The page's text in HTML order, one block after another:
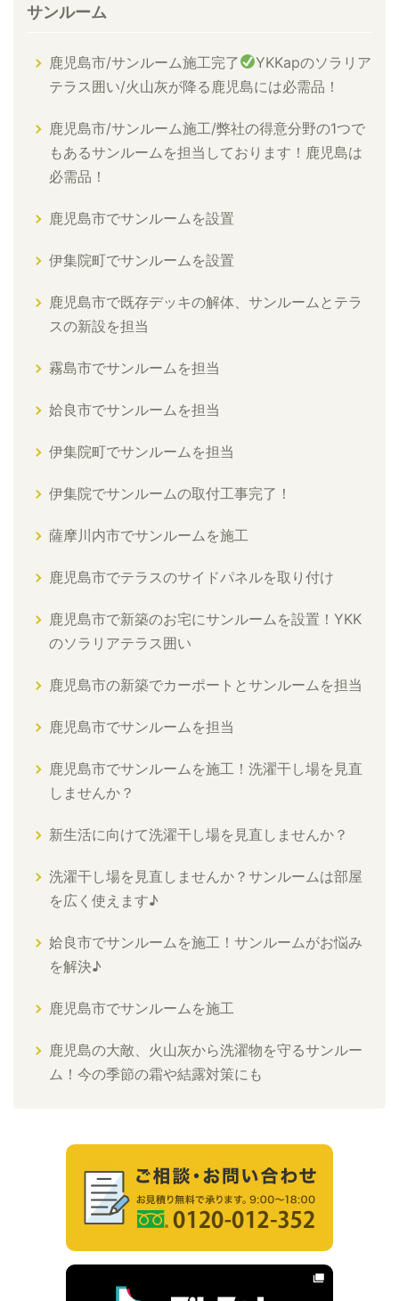
サンルーム
鹿児島市/サンルーム施工完了
YKKapのソラリア
テラス囲い/火山灰が降る鹿児島には必需品！
鹿児島市/サンルーム施工/弊社の得意分野の1つで
もあるサンルームを担当しております！鹿児島は
必需品！
鹿児島市でサンルームを設置
伊集院町でサンルームを設置
鹿児島市で既存デッキの解体、サンルームとテラ
スの新設を担当
霧島市でサンルームを担当
姶良市でサンルームを担当
伊集院町でサンルームを担当
伊集院でサンルームの取付工事完了！
薩摩川内市でサンルームを施工
鹿児島市でテラスのサイドパネルを取り付け
鹿児島市で新築のお宅にサンルームを設置！YKK
のソラリアテラス囲い
鹿児島市の新築でカーポートとサンルームを担当
鹿児島市でサンルームを担当
鹿児島市でサンルームを施工！洗濯干し場を見直
しませんか？
新生活に向けて洗濯干し場を見直しませんか？
洗濯干し場を見直しませんか？サンルームは部屋
を広く使えます♪
姶良市でサンルームを施工！サンルームがお悩み
を解決♪
鹿児島市でサンルームを施工
鹿児島の大敵、火山灰から洗濯物を守るサンルー
ム！今の季節の霜や結露対策にも